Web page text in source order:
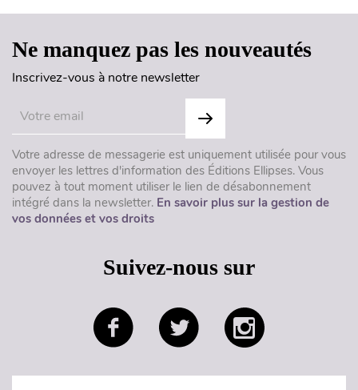
Ne manquez pas les nouveautés
Inscrivez-vous à notre newsletter
Votre adresse de messagerie est uniquement utilisée pour vous
envoyer les lettres d'information des Éditions Ellipses. Vous
pouvez à tout moment utiliser le lien de désabonnement
intégré dans la newsletter. En savoir plus sur la gestion de
vos données et vos droits
Suivez-nous sur